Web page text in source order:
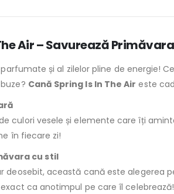
Air – Savurează
și al zilelor pline de
Cană Spring Is In The Air este
culori vesele și elemente care îți
în fiecare zi!
cu stil
deosebit, această cană este
ca anotimpul pe care îl celebrează!